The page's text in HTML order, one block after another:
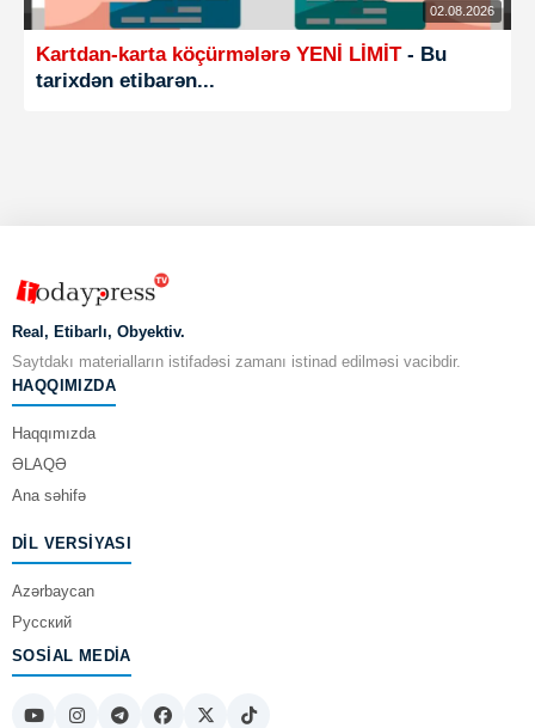
02.08.2026
Kartdan-karta köçürmələrə YENİ LİMİT- Bu
tarixdən etibarən...
Real, Etibarlı, Obyektiv.
Saytdakı materialların istifadəsi zamanı istinad edilməsi vacibdir.
HAQQIMIZDA
Haqqımızda
ƏLAQƏ
Ana səhifə
DIL VERSIYASI
Azərbaycan
Русский
SOSIAL MEDIA